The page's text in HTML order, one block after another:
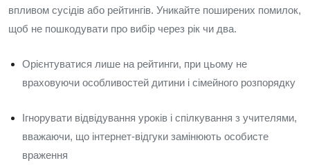
впливом сусідів або рейтингів. Уникайте поширених помилок,
щоб не пошкодувати про вибір через рік чи два.
Орієнтуватися лише на рейтинги, при цьому не
враховуючи особливостей дитини і сімейного розпорядку
Ігнорувати відвідування уроків і спілкування з учителями,
вважаючи, що інтернет‑відгуки замінюють особисте
враження